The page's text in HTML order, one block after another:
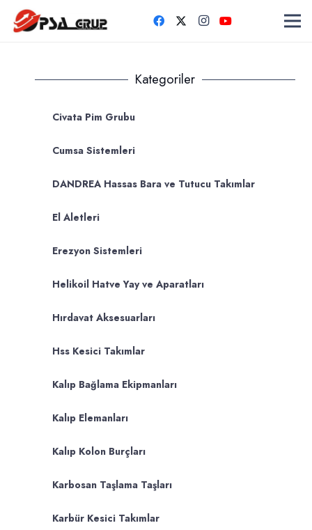
Kategoriler
Civata Pim Grubu
Cumsa Sistemleri
DANDREA Hassas Bara ve Tutucu Takımlar
El Aletleri
Erezyon Sistemleri
Helikoil Hatve Yay ve Aparatları
Hırdavat Aksesuarları
Hss Kesici Takımlar
Kalıp Bağlama Ekipmanları
Kalıp Elemanları
Kalıp Kolon Burçları
Karbosan Taşlama Taşları
Karbür Kesici Takımlar